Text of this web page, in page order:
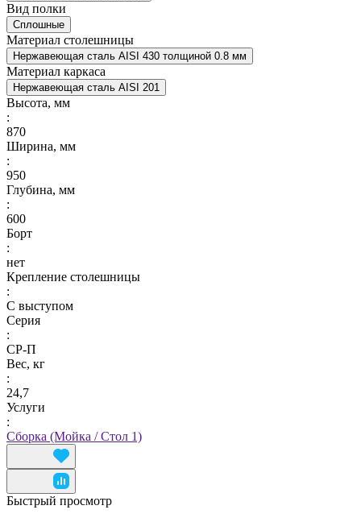
Вид полки
Сплошные
Материал столешницы
Нержавеющая сталь AISI 430 толщиной 0.8 мм
Материал каркаса
Нержавеющая сталь AISI 201
Высота, мм
:
870
Ширина, мм
:
950
Глубина, мм
:
600
Борт
:
нет
Крепление столешницы
:
С выступом
Серия
:
СР-П
Вес, кг
:
24,7
Услуги
:
Сборка (Мойка / Стол 1)
Быстрый просмотр